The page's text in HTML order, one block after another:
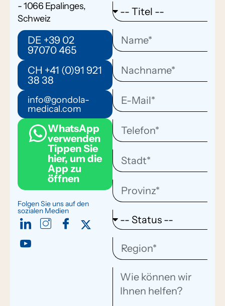
- 1066 Epalinges,
Schweiz
DE +39 02
97070 465
CH +41 (0)91 921
38 38
info@gondola-
medical.com
WhatsApp
verwenden
Tippen Sie
hier, um die
App zu
öffnen
Folgen Sie uns auf den
sozialen Medien